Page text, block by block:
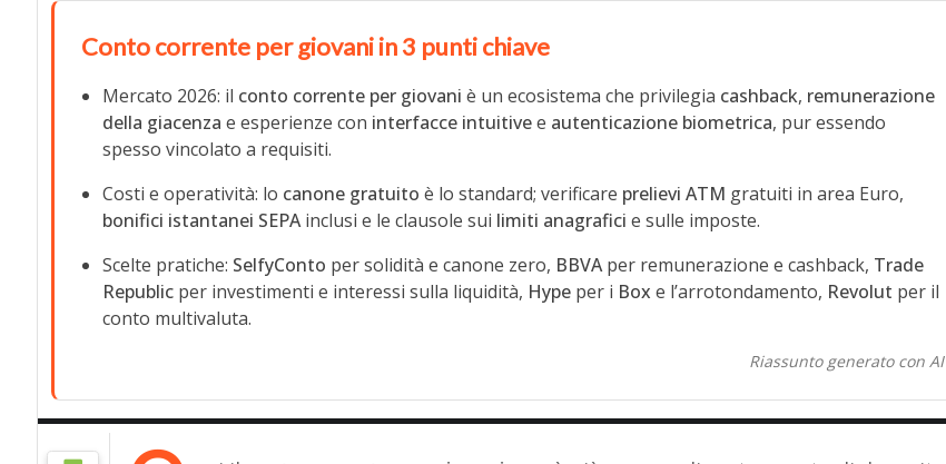
Conto corrente per giovani in 3 punti chiave
Mercato 2026: il conto corrente per giovani è un ecosistema che privilegia cashback, remunerazione
della giacenza e esperienze con interfacce intuitivee autenticazione biometrica, pur essendo
spesso vincolato a requisiti.
Costi e operatività: lo canone gratuito è lo standard; verificare prelievi ATM gratuiti in area Euro,
bonifici istantanei SEPAinclusi e le clausole sui limiti anagrafici e sulle imposte.
Scelte pratiche: SelfyConto per solidità e canone zero, BBVAper remunerazione e cashback, Trade
Republicper investimenti e interessi sulla liquidità, Hypeper i Box e l’arrotondamento, Revolut per il
conto multivaluta.
Riassunto generato con AI